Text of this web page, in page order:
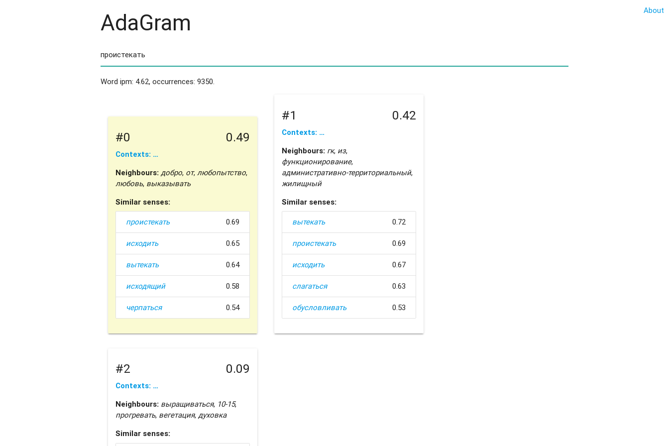
About
AdaGram
Word ipm: 4.62, occurrences: 9350.
#0 0.49
Contexts: …
Neighbours: добро, от, любопытство,
любовь, выказывать
Similar senses:
проистекать 0.69
исходить 0.65
вытекать 0.64
исходящий 0.58
черпаться 0.54
#1 0.42
Contexts: …
Neighbours: гк, из,
функционирование,
административно-территориальный,
жилищный
Similar senses:
вытекать 0.72
проистекать 0.69
исходить 0.67
слагаться 0.63
обусловливать 0.53
#2 0.09
Contexts: …
Neighbours: выращиваться, 10-15,
прогревать, вегетация, духовка
Similar senses: